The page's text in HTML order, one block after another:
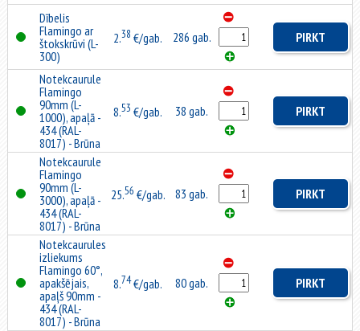
Dībelis
Flamingo ar
štokskrūvi (L-
300)
2.38 €/gab. 286 gab. PIRKT
Notekcaurule
Flamingo
90mm (L-
1000), apaļā -
434 (RAL-
8017) - Brūna
8.53 €/gab. 38 gab. PIRKT
Notekcaurule
Flamingo
90mm (L-
3000), apaļā -
434 (RAL-
8017) - Brūna
25.56 €/gab. 83 gab. PIRKT
Notekcaurules
izliekums
Flamingo 60°,
apakšējais,
apaļš 90mm -
434 (RAL-
8017) - Brūna
8.74€/gab. 80 gab. PIRKT